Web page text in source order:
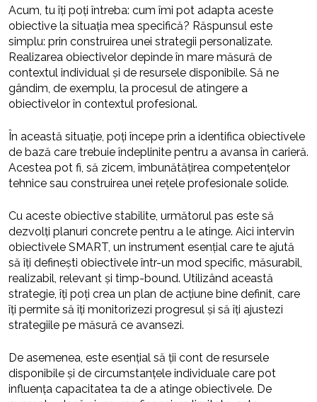
Acum, tu îți poți întreba: cum îmi pot adapta aceste
obiective la situația mea specifică? Răspunsul este
simplu: prin construirea unei strategii personalizate.
Realizarea obiectivelor depinde în mare măsură de
contextul individual și de resursele disponibile. Să ne
gândim, de exemplu, la procesul de atingere a
obiectivelor în contextul profesional.
În această situație, poți începe prin a identifica obiectivele
de bază care trebuie îndeplinite pentru a avansa în carieră.
Acestea pot fi, să zicem, îmbunătățirea competențelor
tehnice sau construirea unei rețele profesionale solide.
Cu aceste obiective stabilite, următorul pas este să
dezvolți planuri concrete pentru a le atinge. Aici intervin
obiectivele SMART, un instrument esențial care te ajută
să îți definești obiectivele într-un mod specific, măsurabil,
realizabil, relevant și timp-bound. Utilizând această
strategie, îți poți crea un plan de acțiune bine definit, care
îți permite să îți monitorizezi progresul și să îți ajustezi
strategiile pe măsură ce avansezi.
De asemenea, este esențial să ții cont de resursele
disponibile și de circumstanțele individuale care pot
influența capacitatea ta de a atinge obiectivele. De